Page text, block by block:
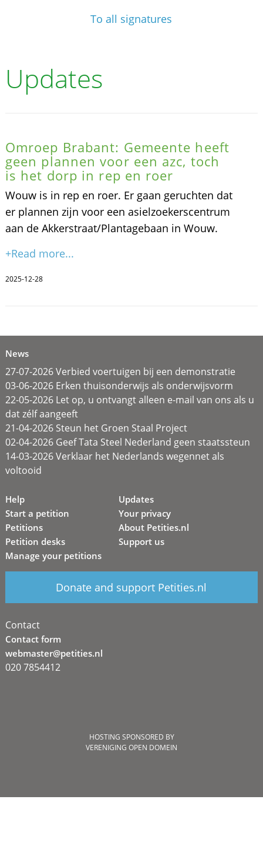
To all signatures
Updates
Omroep Brabant: Gemeente heeft
geen plannen voor een azc, toch
is het dorp in rep en roer
Wouw is in rep en roer. Er gaan geruchten dat
er plannen zijn voor een asielzoekerscentrum
aan de Akkerstraat/Plantagebaan in Wouw.
+Read more...
2025-12-28
News
27-07-2026 Verbied voertuigen bij een demonstratie
03-06-2026 Erken thuisonderwijs als onderwijsvorm
22-05-2026 Let op, u ontvangt alleen e-mail van ons als u
dat zélf aangeeft
21-04-2026 Steun het Groen Staal Project
02-04-2026 Geef Tata Steel Nederland geen staatssteun
14-03-2026 Verklaar het Nederlands wegennet als
voltooid
Help
Start a petition
Petitions
Petition desks
Manage your petitions
Updates
Your privacy
About Petities.nl
Support us
Donate and support Petities.nl
Contact
Contact form
webmaster@petities.nl
020 7854412
HOSTING SPONSORED BY
VERENIGING OPEN DOMEIN